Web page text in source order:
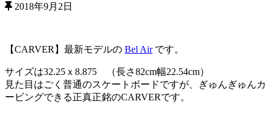
2018年9月2日
【CARVER】最新モデルの Bel Airです。
サイズは32.25ｘ8.875 （長さ82cm幅22.54cm）
見た目はごく普通のスケートボードですが、ぎゅんぎゅんカ
ービングできる正真正銘のCARVERです。